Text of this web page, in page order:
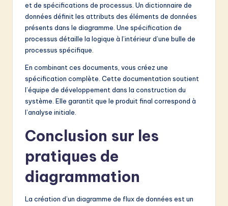
et de spécifications de processus. Un dictionnaire de
données définit les attributs des éléments de données
présents dans le diagramme. Une spécification de
processus détaille la logique à l’intérieur d’une bulle de
processus spécifique.
En combinant ces documents, vous créez une
spécification complète. Cette documentation soutient
l’équipe de développement dans la construction du
système. Elle garantit que le produit final correspond à
l’analyse initiale.
Conclusion sur les
pratiques de
diagrammation
La création d’un diagramme de flux de données est un